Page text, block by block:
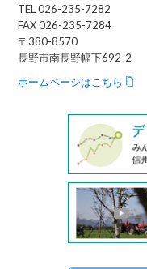
TEL 026-235-7282
FAX 026-235-7284
〒380-8570
長野市南長野幅下692-2
ホームページはこちら